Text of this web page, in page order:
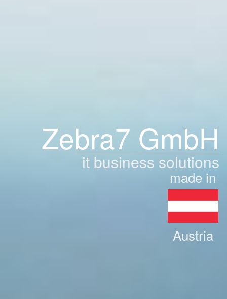
Zebra7 GmbH
it business solutions
made in
Austria